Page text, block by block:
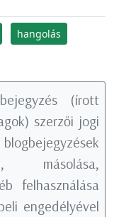
hangolás
(írott
szerzői jogi
másolása,
felhasználása
engedélyével